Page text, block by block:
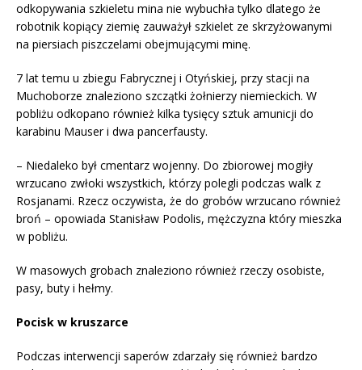
odkopywania szkieletu mina nie wybuchła tylko dlatego że
robotnik kopiący ziemię zauważył szkielet ze skrzyżowanymi
na piersiach piszczelami obejmującymi minę.
7 lat temu u zbiegu Fabrycznej i Otyńskiej, przy stacji na
Muchoborze znaleziono szczątki żołnierzy niemieckich. W
pobliżu odkopano również kilka tysięcy sztuk amunicji do
karabinu Mauser i dwa pancerfausty.
– Niedaleko był cmentarz wojenny. Do zbiorowej mogiły
wrzucano zwłoki wszystkich, którzy polegli podczas walk z
Rosjanami. Rzecz oczywista, że do grobów wrzucano również
broń – opowiada Stanisław Podolis, mężczyzna który mieszka
w pobliżu.
W masowych grobach znaleziono również rzeczy osobiste,
pasy, buty i hełmy.
Pocisk w kruszarce
Podczas interwencji saperów zdarzały się również bardzo